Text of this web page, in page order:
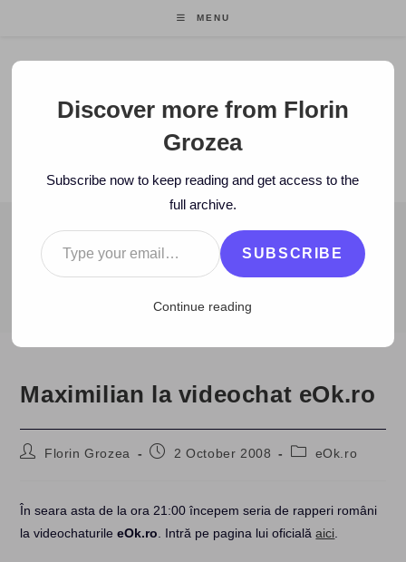
MENU
Florin Grozea
ENTREPRENEUR. FOUNDER/CEO MOCAPP.
BLOG
2008 > October > 2 > eOk.ro Maximilian la videochat eOk.ro
Maximilian la videochat eOk.ro
PostFlorin Grozea
Post2 October 2008
PosteOk.ro
În seara asta de la ora 21:00 începem seria de rapperi români
la videochaturileeOk.ro . Intră pe pagina lui oficialăaici
Discover more from Florin
Grozea
Subscribe now to keep reading and get access to the
full archive.
Type your email…
SUBSCRIBE
Continue reading